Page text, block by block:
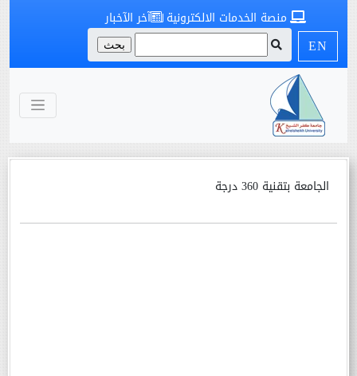
آخر الآخبار منصة الخدمات الالكترونية
EN
الجامعة بتقنية 360 درجة